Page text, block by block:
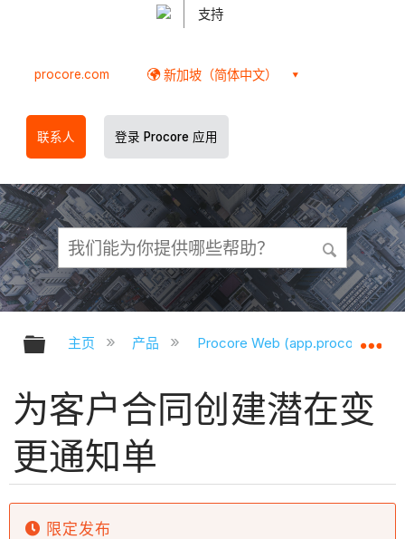
支持
procore.com 新加坡（简体中文）
联系人 登录 Procore 应用
扩展/隐缩全局层次
主页 产品 Procore Web
为客户合同创建潜在变
更通知单
限定发布